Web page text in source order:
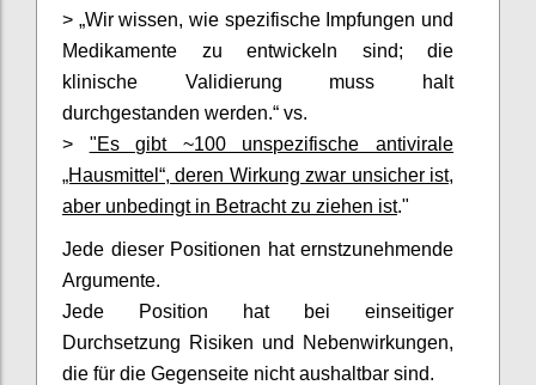
> „Wir wissen, wie spezifische Impfungen und
Medikamente zu entwickeln sind; die
klinische Validierung muss halt
durchgestanden werden.“ vs.
> "Es gibt ~100 unspezifische antivirale
„Hausmittel“, deren Wirkung zwar unsicher ist,
aber unbedingt in Betracht zu ziehen ist."
Jede dieser Positionen hat ernstzunehmende
Argumente.
Jede Position hat bei einseitiger
Durchsetzung Risiken und Nebenwirkungen,
die für die Gegenseite nicht aushaltbar sind.